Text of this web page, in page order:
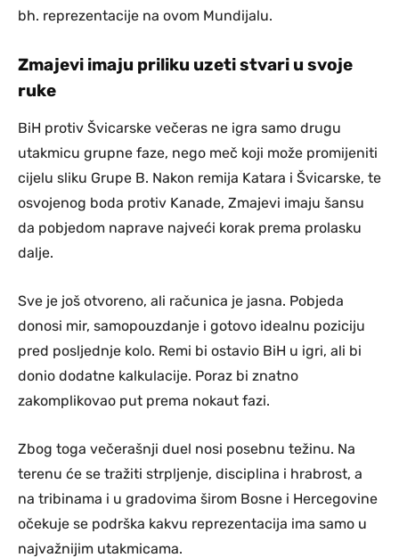
bh. reprezentacije na ovom Mundijalu.
Zmajevi imaju priliku uzeti stvari u svoje
ruke
BiH protiv Švicarske večeras ne igra samo drugu
utakmicu grupne faze, nego meč koji može promijeniti
cijelu sliku Grupe B. Nakon remija Katara i Švicarske, te
osvojenog boda protiv Kanade, Zmajevi imaju šansu
da pobjedom naprave najveći korak prema prolasku
dalje.
Sve je još otvoreno, ali računica je jasna. Pobjeda
donosi mir, samopouzdanje i gotovo idealnu poziciju
pred posljednje kolo. Remi bi ostavio BiH u igri, ali bi
donio dodatne kalkulacije. Poraz bi znatno
zakomplikovao put prema nokaut fazi.
Zbog toga večerašnji duel nosi posebnu težinu. Na
terenu će se tražiti strpljenje, disciplina i hrabrost, a
na tribinama i u gradovima širom Bosne i Hercegovine
očekuje se podrška kakvu reprezentacija ima samo u
najvažnijim utakmicama.